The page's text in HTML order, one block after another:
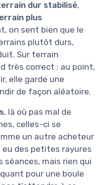
dur stabilisé,
plus
on sent bien que le
plutôt durs,
Sur terrain
très correct : au point,
elle garde une
de façon aléatoire.
, là où pas mal de
celles-ci se
un autre acheteur
eu des petites rayures
mais rien qui
pour une boule